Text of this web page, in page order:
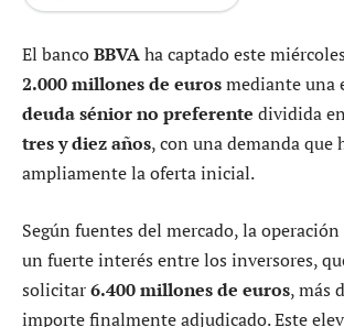
El bancoBBVAha captado este
2.000 millones de eurosmediante una
deuda sénior no preferente dividida
tres y diez años, con una demanda que
ampliamente la oferta inicial.
Según fuentes del mercado, la
un fuerte interés entre los inversores,
solicitar6.400 millones de euros, más
importe finalmente adjudicado. Este